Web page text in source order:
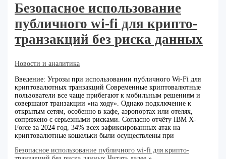
Безопасное использование
публичного wi-fi для крипто-
транзакций без риска данных
Новости и аналитика
Введение: Угрозы при использовании публичного Wi-Fi для
криптовалютных транзакций Современные криптовалютные
пользователи все чаще прибегают к мобильным решениям и
совершают транзакции «на ходу». Однако подключение к
открытым сетям, особенно в кафе, аэропортах или отелях,
сопряжено с серьезными рисками. Согласно отчёту IBM X-
Force за 2024 год, 34% всех зафиксированных атак на
криптовалютные кошельки были осуществлены при
Безопасное использование публичного wi-fi для крипто-